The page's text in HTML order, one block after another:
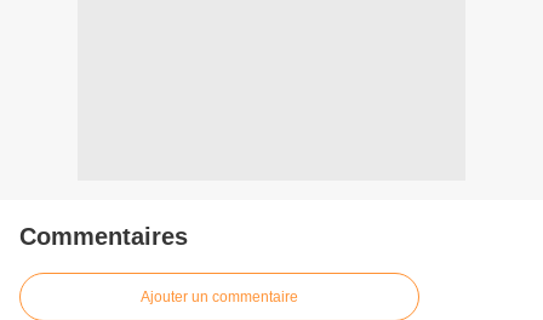
Commentaires
Ajouter un commentaire